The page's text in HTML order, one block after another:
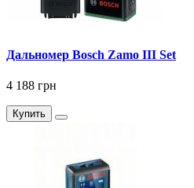
Дальномер Bosch Zamo III Set
4 188 грн
Купить